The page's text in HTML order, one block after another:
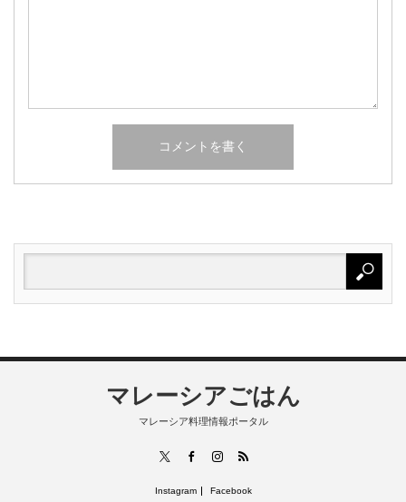
マレーシアごはん
マレーシア料理情報ポータル
FacebookInstagram
RSS
Instagram Facebook